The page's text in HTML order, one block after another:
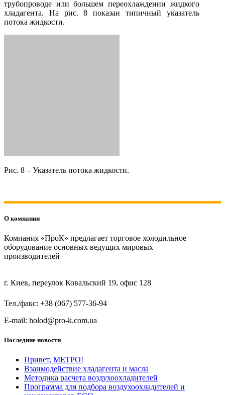
трубопроводе или большем переохлаждении жидкого
хладагента. На рис. 8 показан типичный указатель
потока жидкости.
Рис. 8 – Указатель потока жидкости.
О компании
Компания «ПроК» предлагает торговое холодильное
оборудование основных ведущих мировых
производителей
г. Киев, переулок Ковальский 19, офис 128
Тел./факс: +38 (067) 577-36-94
E-mail: holod@pro-k.com.ua
Последние новости
Привет, МЕТРО!
Взаимодействие хладагента и масла
Методика расчета воздухоохладителей
Программа для подбора воздухоохладителей и